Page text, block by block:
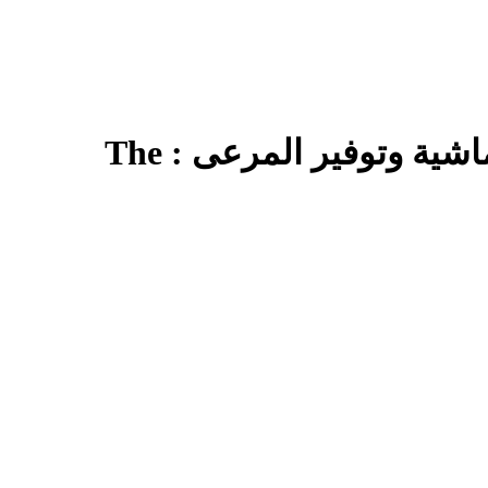
المنظمات والجمعيات التي لها علاقات تعاون وعمل مع ديوان تربية الماشية وتوفير المرعى : The